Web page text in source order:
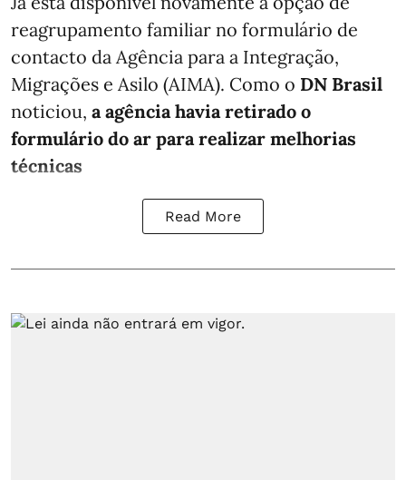
reagrupamento familiar no formulário de
contacto da Agência para a Integração,
Migrações e Asilo (AIMA). Como o DN Brasil
noticiou, a agência havia retirado o
formulário do ar para realizar melhorias
técnicas
Read More